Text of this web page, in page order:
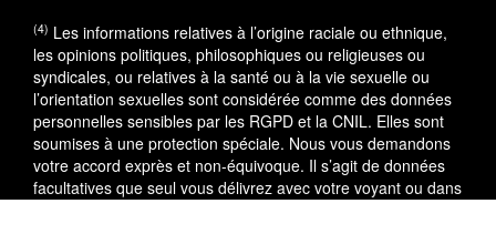
(4) Les informations relatives à l’origine raciale ou ethnique,
les opinions politiques, philosophiques ou religieuses ou
syndicales, ou relatives à la santé ou à la vie sexuelle ou
l’orientation sexuelles sont considérée comme des données
personnelles sensibles par les RGPD et la CNIL. Elles sont
soumises à une protection spéciale. Nous vous demandons
votre accord exprès et non-équivoque. Il s’agit de données
facultatives que seul vous délivrez avec votre voyant ou dans